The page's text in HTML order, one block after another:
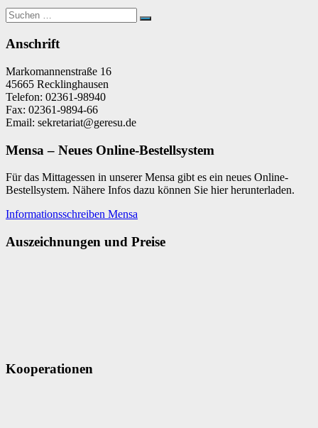
Suchen
nach:
Suchen
Anschrift
Markomannenstraße 16
45665 Recklinghausen
Telefon: 02361-98940
Fax: 02361-9894-66
Email: sekretariat@geresu.de
Mensa – Neues Online-Bestellsystem
Für das Mittagessen in unserer Mensa gibt es ein neues Online-
Bestellsystem. Nähere Infos dazu können Sie hier herunterladen.
Informationsschreiben Mensa
Auszeichnungen und Preise
Kooperationen